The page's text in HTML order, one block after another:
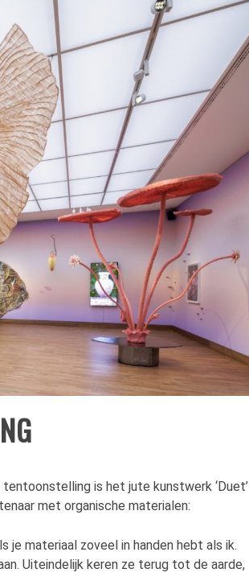
tentoonstelling is het jute kunstwerk ‘Duet’
met organische materialen:
je materiaal zoveel in handen hebt als ik.
Uiteindelijk keren ze terug tot de aarde,